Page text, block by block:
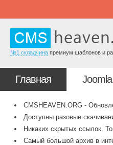
№1 складчина премиум шаблонов и
Главная Joomla
CMSHEAVEN.ORG -
Доступны разовые
Никаких скрытых ссылок.
Самый большой архив в